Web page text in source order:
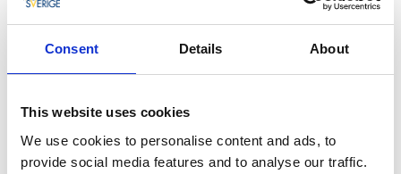
Consent Details About
This website uses cookies
We use cookies to personalise content and ads, to
provide social media features and to analyse our traffic.
december.
Fisketur och nykokt hummer
Karingobaren upp pinfärsk, nykokt hummer med
tillsammans med två glas champagne.